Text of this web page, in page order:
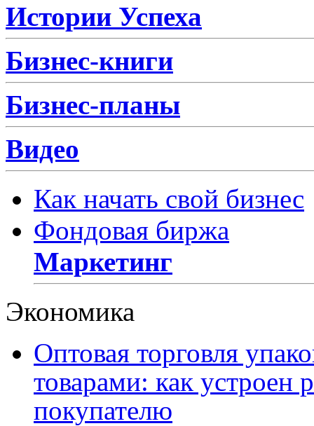
Истории Успеха
Бизнес-книги
Бизнес-планы
Видео
Как начать свой бизнес
Фондовая биржа
Маркетинг
Экономика
Оптовая торговля
товарами: как устроен
покупателю